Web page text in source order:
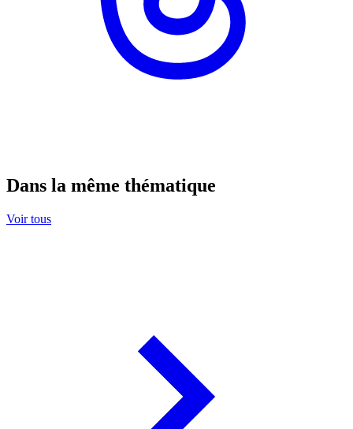
Dans la même thématique
Voir tous